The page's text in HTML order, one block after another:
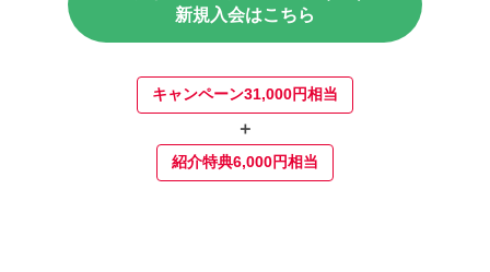
新規入会はこちら
キャンペーン31,000円相当
＋
紹介特典6,000円相当